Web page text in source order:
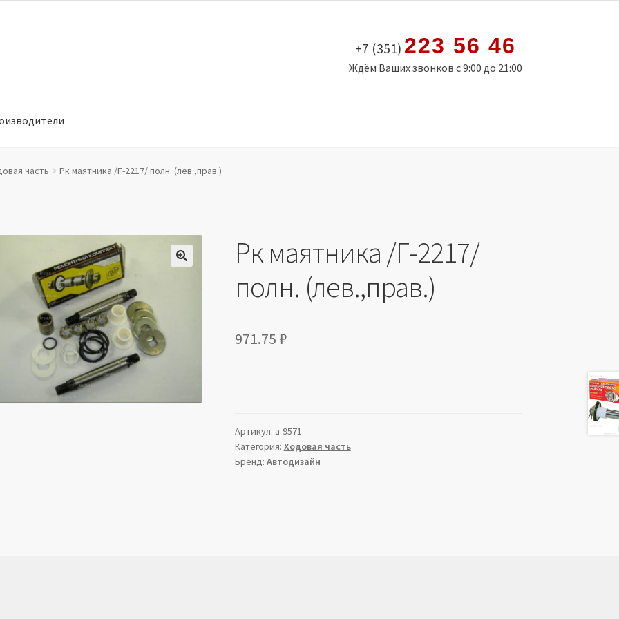
+7 (351) 223 56 46
Ждём Ваших звонков с 9:00 до 21:00
обработки персональных данных
часть Рк маятника /Г-2217/ полн. (лев.,прав.)
Рк маятника /Г-2217/
полн. (лев.,прав.)
971.75 ₽
Артикул: a-9571
Категория: Ходовая часть
Бренд: Автодизайн